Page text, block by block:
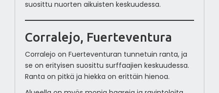
suosittu nuorten aikuisten keskuudessa.
Corralejo, Fuerteventura
Corralejo on Fuerteventuran tunnetuin ranta, ja
se on erityisen suosittu surffaajien keskuudessa.
Ranta on pitkä ja hiekka on erittäin hienoa.